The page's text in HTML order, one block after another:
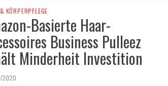
KÖRPERPFLEGE
Basierte Haar-
Business Pulleez
Minderheit Investition
2020